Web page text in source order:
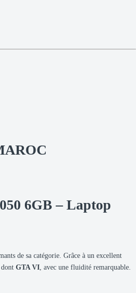
6GB – Laptop
de sa catégorie. Grâce à un excellent
GTA VI, avec une fluidité remarquable.